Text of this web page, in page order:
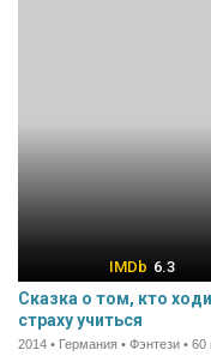
6.3
Сказка о том, кто
страху учиться
2014 • Германия • Фэнтези • 60